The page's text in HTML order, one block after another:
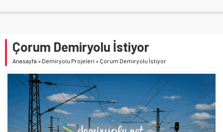
Çorum Demiryolu İstiyor
Anasayfa » Demiryolu Projeleri » Çorum Demiryolu İstiyor